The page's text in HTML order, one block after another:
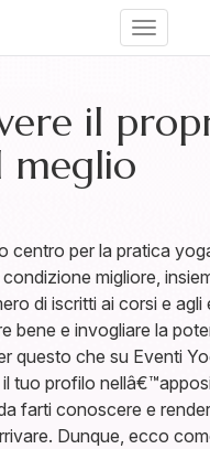
Toggle
il
meglio
centro per la pratica
migliore,
di iscritti ai corsi e agli
bene e invogliare la
questo che su Eventi
tuo profilo
farti conoscere e
Dunque, ecco